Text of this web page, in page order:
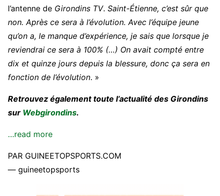
l’antenne de Girondins TV. Saint-Étienne, c’est sûr que
non. Après ce sera à l’évolution. Avec l’équipe jeune
qu’on a, le manque d’expérience, je sais que lorsque je
reviendrai ce sera à 100% (…) On avait compté entre
dix et quinze jours depuis la blessure, donc ça sera en
fonction de l’évolution. »
Retrouvez également toute l’actualité des Girondins
sur Webgirondins.
…read more
PAR GUINEETOPSPORTS.COM
— guineetopsports